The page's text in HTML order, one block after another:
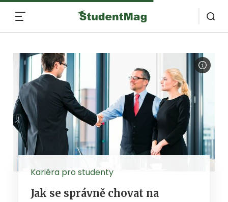
Kariéra pro studenty
Jak se správně chovat na